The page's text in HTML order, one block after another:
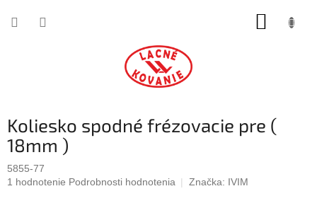
Koliesko spodné frézovacie pre (
18mm )
5855-77
Priemerné
1 hodnotenie Podrobnosti hodnotenia Značka: IVIM